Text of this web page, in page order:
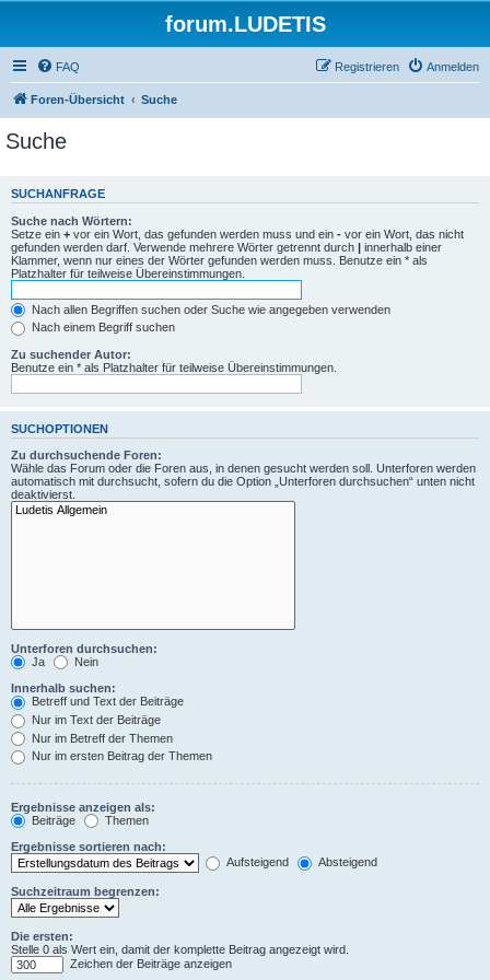
forum.LUDETIS
FAQ Anmelden
Registrieren
Foren-Übersicht Suche
Suche
SUCHANFRAGE
Suche nach Wörtern:
Setze ein + vor ein Wort, das gefunden werden muss und ein - vor ein Wort, das nicht
gefunden werden darf. Verwende mehrere Wörter getrennt durch | innerhalb einer
Klammer, wenn nur eines der Wörter gefunden werden muss. Benutze ein * als
Platzhalter für teilweise Übereinstimmungen.
Nach allen Begriffen suchen oder Suche wie angegeben verwenden
Nach einem Begriff suchen
Zu suchender Autor:
Benutze ein * als Platzhalter für teilweise Übereinstimmungen.
SUCHOPTIONEN
Zu durchsuchende Foren:
Wähle das Forum oder die Foren aus, in denen gesucht werden soll. Unterforen werden
automatisch mit durchsucht, sofern du die Option „Unterforen durchsuchen“ unten nicht
deaktivierst.
Unterforen durchsuchen:
Ja
Nein
Innerhalb suchen:
Betreff und Text der Beiträge
Nur im Text der Beiträge
Nur im Betreff der Themen
Nur im ersten Beitrag der Themen
Ergebnisse anzeigen als:
Beiträge
Themen
Ergebnisse sortieren nach:
Aufsteigend
Absteigend
Suchzeitraum begrenzen:
Die ersten:
Stelle 0 als Wert ein, damit der komplette Beitrag angezeigt wird.
Zeichen der Beiträge anzeigen